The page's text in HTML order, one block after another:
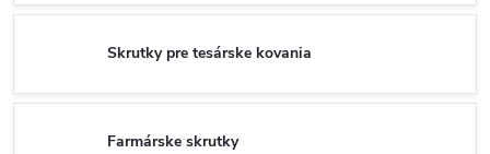
Skrutky pre tesárske kovania
Farmárske skrutky